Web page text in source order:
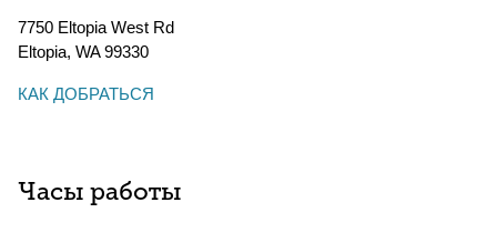
7750 Eltopia West Rd
Eltopia, WA99330
КАК ДОБРАТЬСЯ
Часы работы